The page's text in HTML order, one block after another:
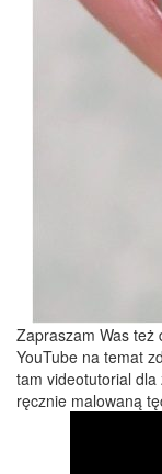
Zapraszam Was też
YouTube na temat
tam videotutorial
ręcznie malowaną